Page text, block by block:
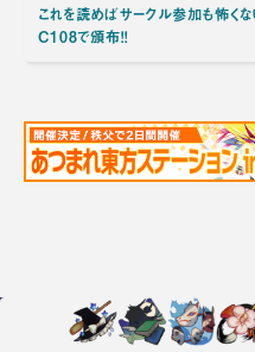
これを読めばサークル参加も怖く
C108で頒布！！